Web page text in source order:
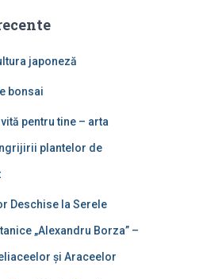
japoneză
bonsai
pentru tine – arta
plantelor de
Deschise la Serele
„Alexandru Borza” –
și Araceelor